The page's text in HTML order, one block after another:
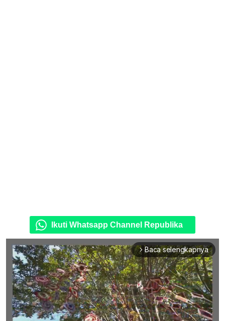
Ikuti Whatsapp Channel Republika
arrow_forward_ios Baca selengkapnya